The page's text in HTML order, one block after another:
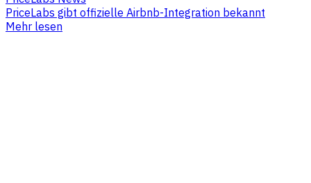
PriceLabs gibt offizielle Airbnb-Integration bekannt
Mehr lesen